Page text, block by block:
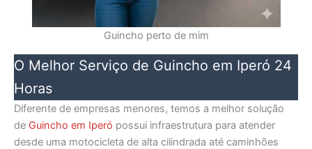
Guincho perto de mim
O Melhor Serviço de Guincho em Iperó 24
Horas
Diferente de empresas menores, temos a melhor solução
de Guincho em Iperó possui infraestrutura para atender
desde uma motocicleta de alta cilindrada até caminhões